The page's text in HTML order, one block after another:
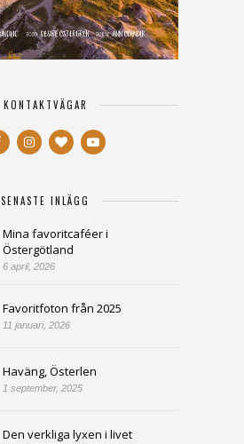
KONTAKTVÄGAR
SENASTE INLÄGG
Mina favoritcaféer i
Östergötland
6 april, 2026
Favoritfoton från 2025
11 januari, 2026
Haväng, Österlen
1 september, 2025
Den verkliga lyxen i livet